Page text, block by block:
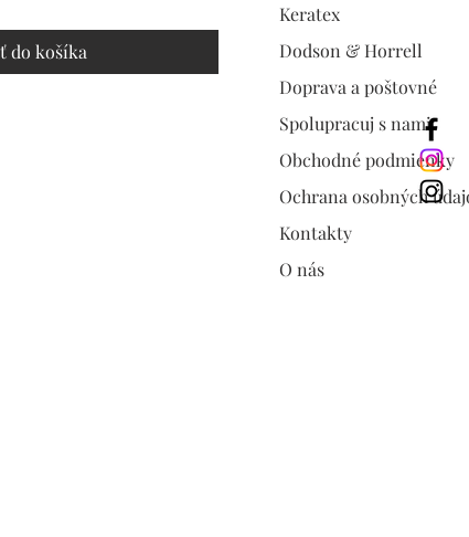
Keratex
Dodson & Horrell
Doprava a poštovné
Spolupracuj s nami
Obchodné podmienky
Ochrana osobných
Kontakty
O nás
do košíka